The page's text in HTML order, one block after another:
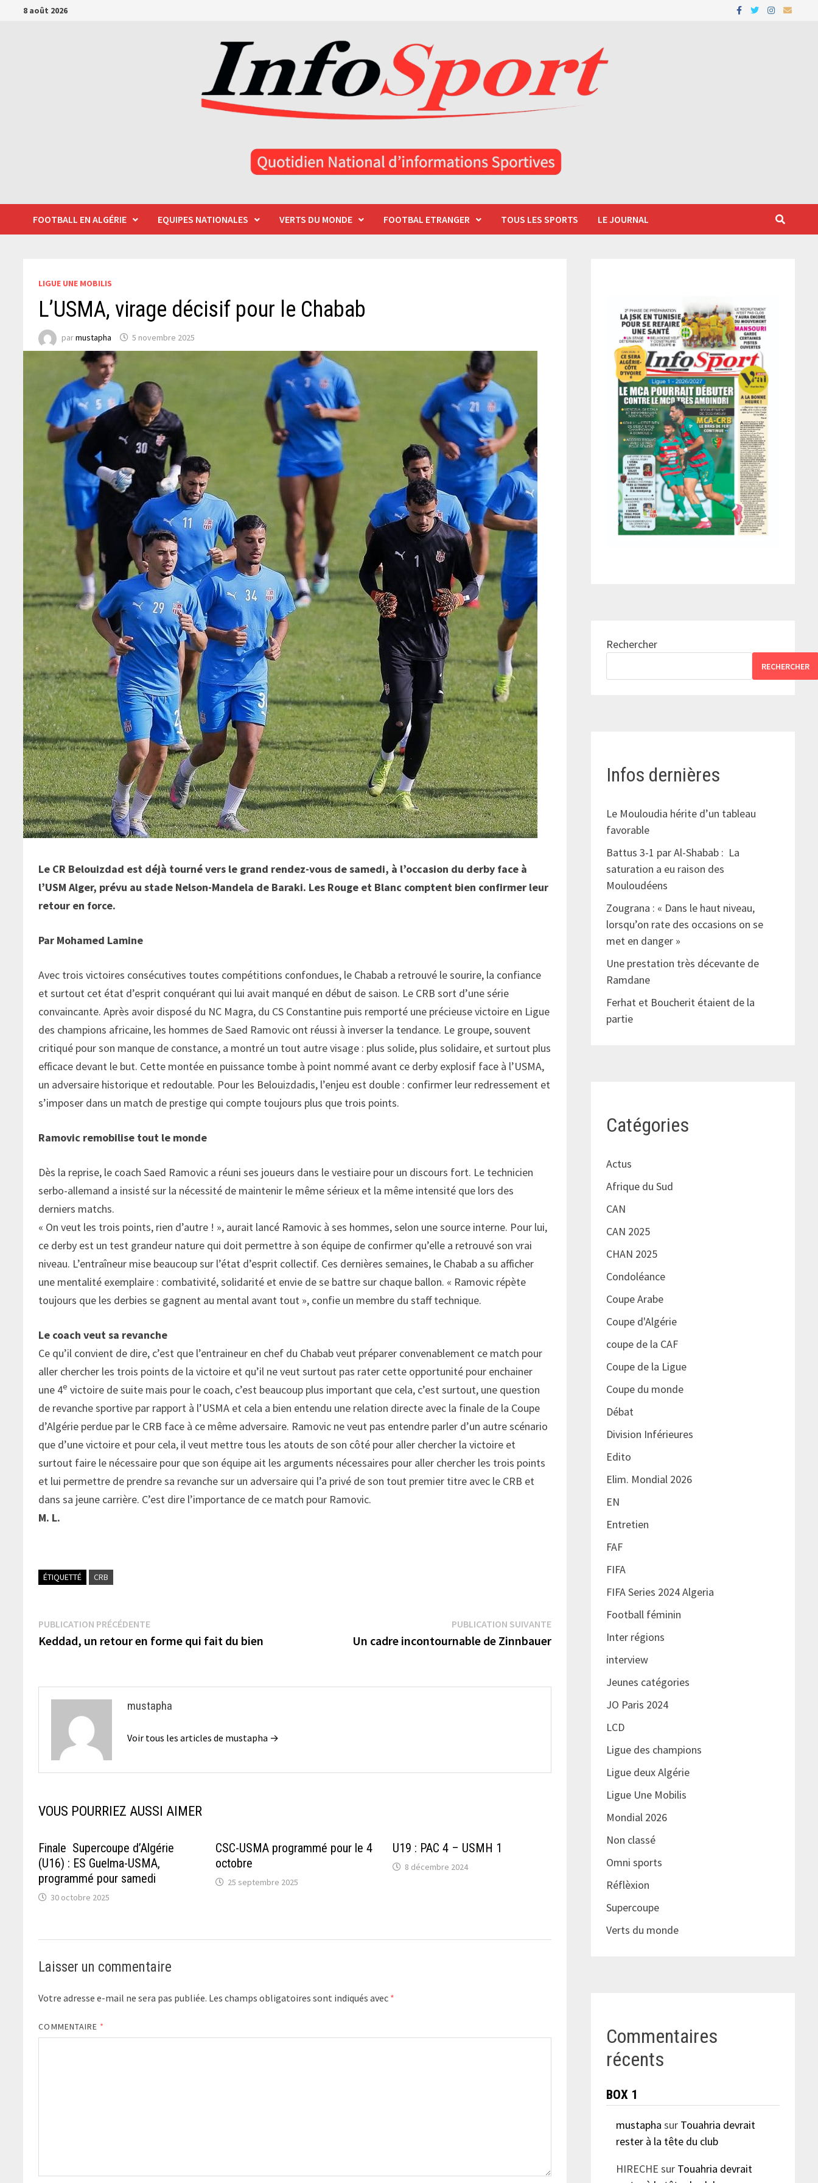
Passer8 août 2026
FOOTBALL EN ALGÉRIE EQUIPES NATIONALES VERTS DU MONDE FOOTBAL ETRANGER TOUS LES SPORTS LE JOURNAL
LIGUE UNE MOBILIS
L’USMA, virage décisif pour le Chabab
parmustapha 5 novembre 2025
Le CR Belouizdad est déjà tourné vers le grand rendez-vous de samedi, à l’occasion du derby face à
l’USM Alger, prévu au stade Nelson-Mandela de Baraki. Les Rouge et Blanc comptent bien confirmer leur
retour en force.
Par Mohamed Lamine
Avec trois victoires consécutives toutes compétitions confondues, le Chabab a retrouvé le sourire, la confiance
et surtout cet état d’esprit conquérant qui lui avait manqué en début de saison. Le CRB sort d’une série
convaincante. Après avoir disposé du NC Magra, du CS Constantine puis remporté une précieuse victoire en Ligue
des champions africaine, les hommes de Saed Ramovic ont réussi à inverser la tendance. Le groupe, souvent
critiqué pour son manque de constance, a montré un tout autre visage : plus solide, plus solidaire, et surtout plus
efficace devant le but. Cette montée en puissance tombe à point nommé avant ce derby explosif face à l’USMA,
un adversaire historique et redoutable. Pour les Belouizdadis, l’enjeu est double : confirmer leur redressement et
s’imposer dans un match de prestige qui compte toujours plus que trois points.
Ramovic remobilise tout le monde
Dès la reprise, le coach Saed Ramovic a réuni ses joueurs dans le vestiaire pour un discours fort. Le technicien
serbo-allemand a insisté sur la nécessité de maintenir le même sérieux et la même intensité que lors des
derniers matchs.
« On veut les trois points, rien d’autre ! », aurait lancé Ramovic à ses hommes, selon une source interne. Pour lui,
ce derby est un test grandeur nature qui doit permettre à son équipe de confirmer qu’elle a retrouvé son vrai
niveau. L’entraîneur mise beaucoup sur l’état d’esprit collectif. Ces dernières semaines, le Chabab a su afficher
une mentalité exemplaire : combativité, solidarité et envie de se battre sur chaque ballon. « Ramovic répète
toujours que les derbies se gagnent au mental avant tout », confie un membre du staff technique.
Le coach veut sa revanche
Ce qu’il convient de dire, c’est que l’entraineur en chef du Chabab veut préparer convenablement ce match pour
aller chercher les trois points de la victoire et qu’il ne veut surtout pas rater cette opportunité pour enchainer
une 4e victoire de suite mais pour le coach, c’est beaucoup plus important que cela, c’est surtout, une question
de revanche sportive par rapport à l’USMA et cela a bien entendu une relation directe avec la finale de la Coupe
d’Algérie perdue par le CRB face à ce même adversaire. Ramovic ne veut pas entendre parler d’un autre scénario
que d’une victoire et pour cela, il veut mettre tous les atouts de son côté pour aller chercher la victoire et
surtout faire le nécessaire pour que son équipe ait les arguments nécessaires pour aller chercher les trois points
et lui permettre de prendre sa revanche sur un adversaire qui l’a privé de son tout premier titre avec le CRB et
dans sa jeune carrière. C’est dire l’importance de ce match pour Ramovic.
M. L.
ÉTIQUETTÉ CRB
Navigation
de
PUBLICATION PRÉCÉDENTEPublication
précédente :
Keddad, un retour en forme qui fait du bien
PUBLICATION SUIVANTEPublication
suivante :
Un cadre incontournable de Zinnbauer
mustapha
Voir tous les articles de mustapha →
VOUS POURRIEZ AUSSI AIMER
Finale Supercoupe d’Algérie
(U16) : ES Guelma-USMA,
programmé pour samedi
30 octobre 2025
CSC-USMA programmé pour le 4
octobre
25 septembre 2025
U19 : PAC 4 – USMH 1
8 décembre 2024
Laisser un commentaire
Votre adresse e-mail ne sera pas publiée. Les champs obligatoires sont indiqués avec *
COMMENTAIRE *
Rechercher
RECHERCHER
Infos dernières
Le Mouloudia hérite d’un tableau
favorable
Battus 3-1 par Al-Shabab : La
saturation a eu raison des
Mouloudéens
Zougrana : « Dans le haut niveau,
lorsqu’on rate des occasions on se
met en danger »
Une prestation très décevante de
Ramdane
Ferhat et Boucherit étaient de la
partie
Catégories
Actus
Afrique du Sud
CAN
CAN 2025
CHAN 2025
Condoléance
Coupe Arabe
Coupe d'Algérie
coupe de la CAF
Coupe de la Ligue
Coupe du monde
Débat
Division Inférieures
Edito
Elim. Mondial 2026
EN
Entretien
FAF
FIFA
FIFA Series 2024 Algeria
Football féminin
Inter régions
interview
Jeunes catégories
JO Paris 2024
LCD
Ligue des champions
Ligue deux Algérie
Ligue Une Mobilis
Mondial 2026
Non classé
Omni sports
Réflèxion
Supercoupe
Verts du monde
Commentaires
récents
BOX 1
mustapha sur Touahria devrait
rester à la tête du club
HIRECHE sur Touahria devrait